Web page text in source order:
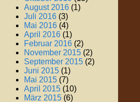
August 2016 (1)
Juli 2016 (3)
Mai 2016 (4)
April 2016 (1)
Februar 2016 (2)
November 2015 (2)
September 2015 (2)
Juni 2015 (1)
Mai 2015 (7)
April 2015 (10)
März 2015 (6)